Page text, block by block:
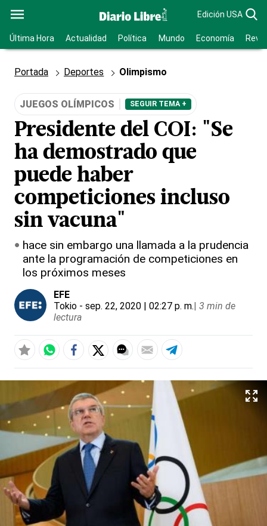
Edición USA
Última Hora Actualidad Política Mundo Economía
Portada Deportes Olimpismo
JUEGOS OLÍMPICOS SEGUIR TEMA +
Presidente del COI: "Se
ha demostrado que
puede haber
competiciones incluso
sin vacuna"
hace sin embargo una llamada a la prudencia
ante la programación de competiciones en
los próximos meses
EFE
Tokio - sep. 22, 2020 | 02:27 p. m.| 3 min de
lectura